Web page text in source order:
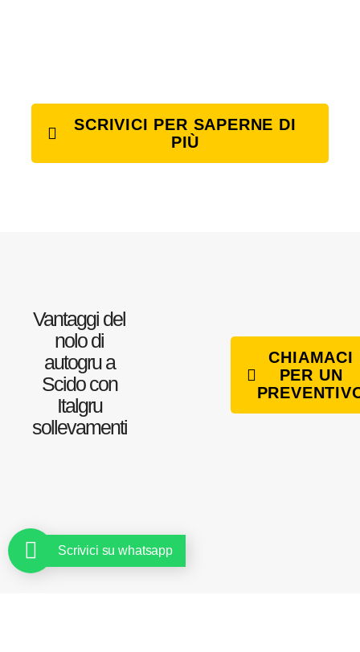
SCRIVICI PER SAPERNE DI
PIÙ
Vantaggi del
nolo di
autogru a
Scido con
Italgru
sollevamenti
CHIAMACI
PER UN
Scrivici su whatsapp